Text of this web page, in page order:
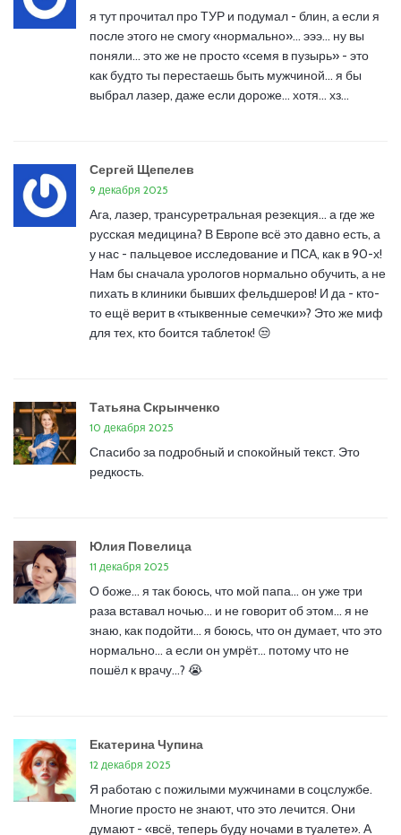
я тут прочитал про ТУР и подумал - блин, а если я
после этого не смогу «нормально»… эээ… ну вы
поняли… это же не просто «семя в пузырь» - это
как будто ты перестаешь быть мужчиной… я бы
выбрал лазер, даже если дороже… хотя… хз…
Сергей Щепелев
9 декабря 2025
Ага, лазер, трансуретральная резекция… а где же
русская медицина? В Европе всё это давно есть, а
у нас - пальцевое исследование и ПСА, как в 90-х!
Нам бы сначала урологов нормально обучить, а не
пихать в клиники бывших фельдшеров! И да - кто-
то ещё верит в «тыквенные семечки»? Это же миф
для тех, кто боится таблеток! 😒
Татьяна Скрынченко
10 декабря 2025
Спасибо за подробный и спокойный текст. Это
редкость.
Юлия Повелица
11 декабря 2025
О боже… я так боюсь, что мой папа… он уже три
раза вставал ночью… и не говорит об этом… я не
знаю, как подойти… я боюсь, что он думает, что это
нормально… а если он умрёт… потому что не
пошёл к врачу…? 😭
Екатерина Чупина
12 декабря 2025
Я работаю с пожилыми мужчинами в соцслужбе.
Многие просто не знают, что это лечится. Они
думают - «всё, теперь буду ночами в туалете». А